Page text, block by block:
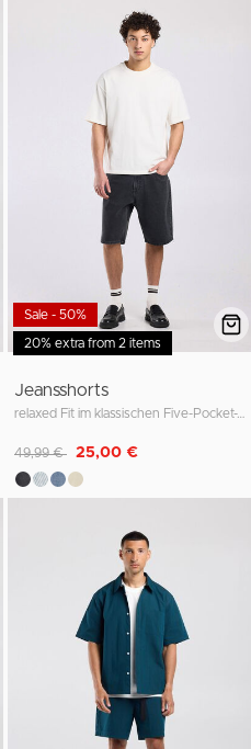
20% extra from 2 items
Sale - 50%
Jeansshorts
relaxed Fit im klassischen Five-Pocket-Style
Reduziert von
49,99 € auf
25,00 €